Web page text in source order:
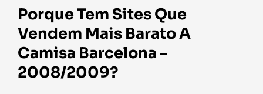
Porque Tem Sites Que
Vendem Mais Barato A
Camisa Barcelona –
2008/2009?